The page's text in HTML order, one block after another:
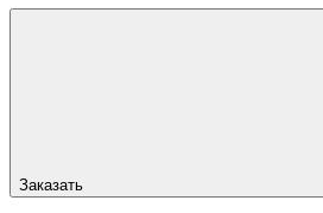
Заказать